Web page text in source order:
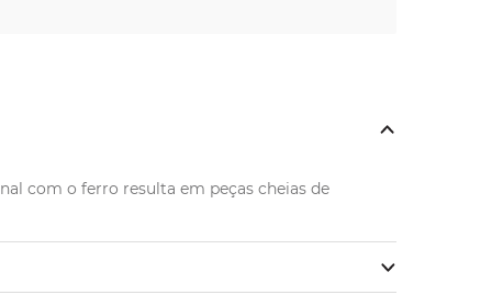
com o ferro resulta em peças cheias de